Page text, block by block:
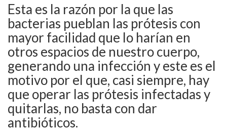
Esta es la razón por la que las
bacterias pueblan las prótesis con
mayor facilidad que lo harían en
otros espacios de nuestro cuerpo,
generando una infección y este es el
motivo por el que, casi siempre, hay
que operar las prótesis infectadas y
quitarlas, no basta con dar
antibióticos.